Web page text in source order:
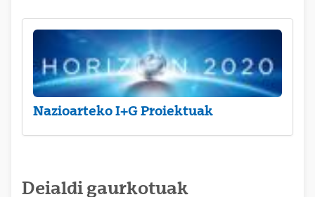
Nazioarteko I+G Proiektuak
Deialdi gaurkotuak